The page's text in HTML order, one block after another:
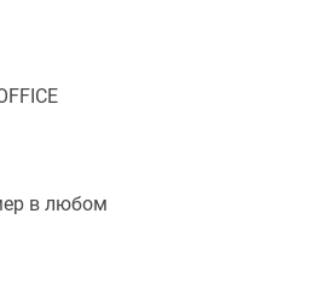
в любом
входящие звонки,
его обращении CRM, в итоге